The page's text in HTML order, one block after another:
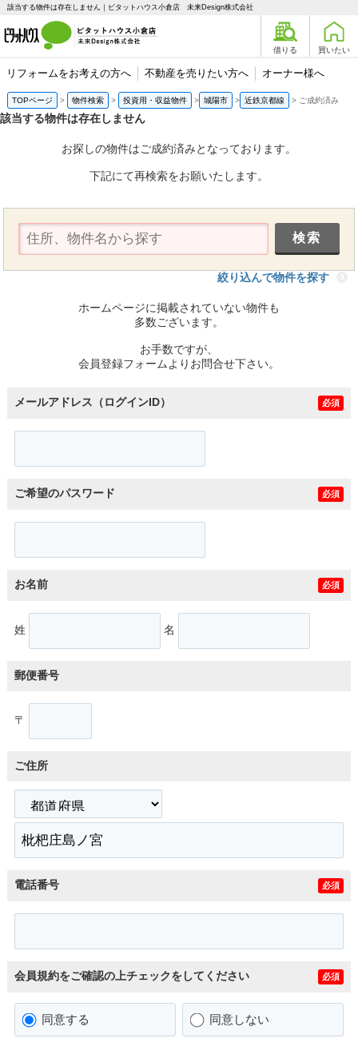
該当する物件は存在しません｜ピタットハウス小倉店 未来Design株式会社
借りる 買いたい
リフォームをお考えの方へ 不動産を売りたい方へ オーナー様へ
TOPページ 物件検索 投資用・収益物件 城陽市 近鉄京都線 ご成約済み
該当する物件は存在しません
お探しの物件はご成約済みとなっております。
下記にて再検索をお願いたします。
絞り込んで物件を探す
ホームページに掲載されていない物件も
多数ございます。
お手数ですが、
会員登録フォームよりお問合せ下さい。
メールアドレス（ログインID） 必須
ご希望のパスワード 必須
お名前 必須
姓 名
郵便番号
〒
ご住所
電話番号 必須
会員規約をご確認の上チェックをしてください 必須
同意する 同意しない